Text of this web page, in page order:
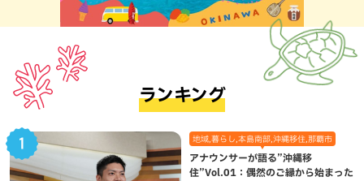
ランキング
地域,暮らし,本島南部,沖縄移住,那覇市
アナウンサーが語る”沖縄移
住”Vol.01：偶然のご縁から始まった